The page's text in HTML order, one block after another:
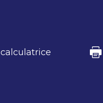
calculatrice